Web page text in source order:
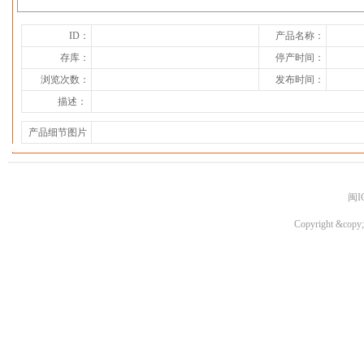
ID：
产品名称：
存库：
停产时间：
浏览次数：
发布时间：
描述：
产品细节图片
闽
Copyright